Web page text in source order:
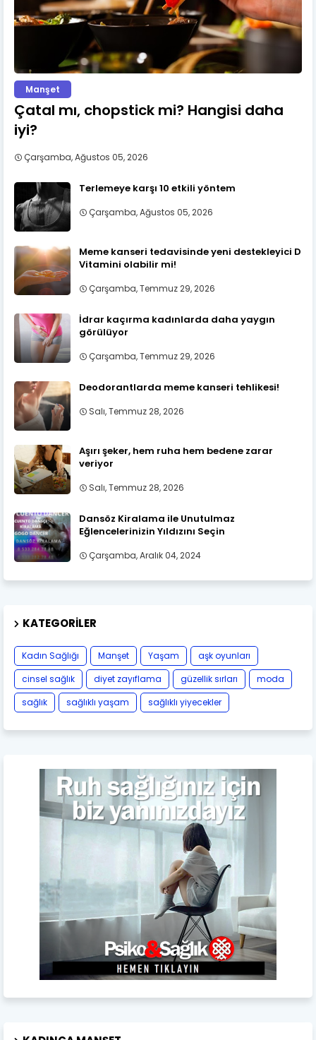
Manşet
Çatal mı, chopstick mi? Hangisi daha
iyi?
Çarşamba, Ağustos 05, 2026
Terlemeye karşı 10 etkili yöntem
Çarşamba, Ağustos 05, 2026
Meme kanseri tedavisinde yeni destekleyici D
Vitamini olabilir mi!
Çarşamba, Temmuz 29, 2026
İdrar kaçırma kadınlarda daha yaygın
görülüyor
Çarşamba, Temmuz 29, 2026
Deodorantlarda meme kanseri tehlikesi!
Salı, Temmuz 28, 2026
Aşırı şeker, hem ruha hem bedene zarar
veriyor
Salı, Temmuz 28, 2026
Dansöz Kiralama ile Unutulmaz
Eğlencelerinizin Yıldızını Seçin
Çarşamba, Aralık 04, 2024
KATEGORILER
Kadın Sağlığı Manşet Yaşam
aşk oyunları
cinsel sağlık
diyet zayıflama güzellik sırları
moda
sağlık
sağlıklı yaşam sağlıklı yiyecekler